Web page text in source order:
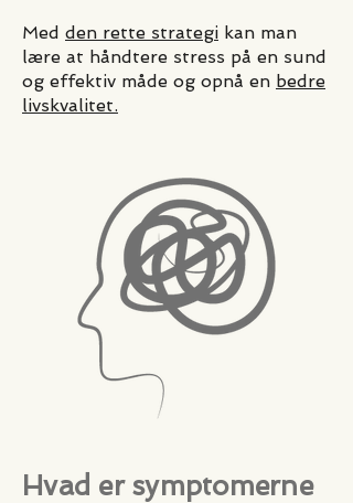
Med den rette strategi kan man
lære at håndtere stress på en sund
og effektiv måde og opnå en bedre
livskvalitet.
Hvad er symptomerne